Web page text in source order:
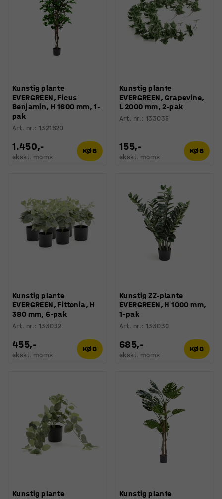
Kunstig plante
EVERGREEN, Ficus
Benjamin, H 1600 mm, 1-
pak
Art. nr.:1321620
1.450,-
ekskl. moms
KØB
Kunstig plante
EVERGREEN, Grapevine,
L 2000 mm, 2-pak
Art. nr.:133035
155,-
ekskl. moms
KØB
Kunstig plante
EVERGREEN, Fittonia, H
380 mm, 6-pak
Art. nr.:133032
455,-
ekskl. moms
KØB
Kunstig ZZ-plante
EVERGREEN, H 1000 mm,
1-pak
Art. nr.:133030
685,-
ekskl. moms
KØB
Kunstig plante
Kunstig plante